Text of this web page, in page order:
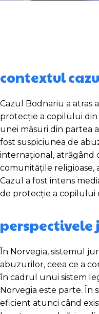
contextul
Cazul Bodnariu a atras
protecție a copilului din
unei măsuri din partea
fost suspiciunea de
internațional, atrăgând
comunitățile religioase,
Cazul a fost intens
de protecție a copilului
perspectivele
În Norvegia, sistemul
abuzurilor, ceea ce a
în cadrul unui sistem
Norvegia este parte. În
eficient atunci când